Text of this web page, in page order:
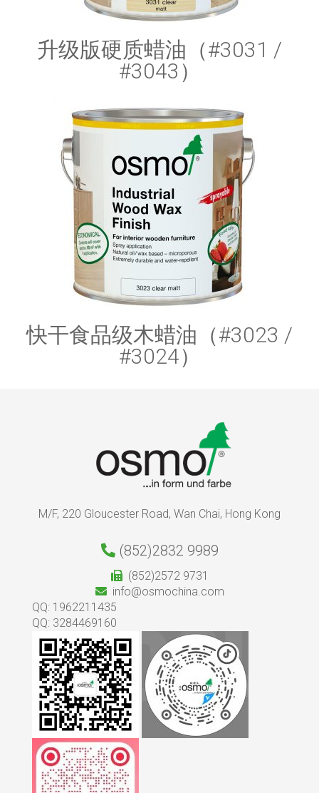
升级版硬质蜡油（#3031 /
#3043）
快干食品级木蜡油（#3023 /
#3024）
M/F, 220 Gloucester Road, Wan Chai, Hong Kong
(852)2832 9989
(852)2572 9731
info@osmochina.com
QQ: 1962211435
QQ: 3284469160